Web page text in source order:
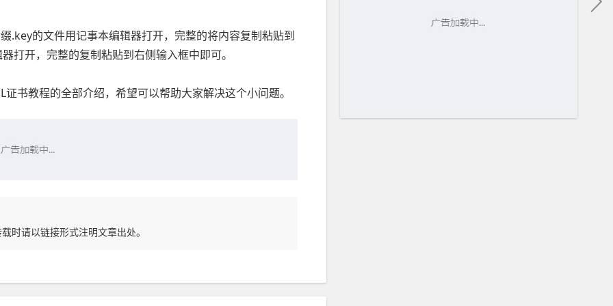
.key的文件用记事本编辑器打开，完整的将内容复制粘贴到
打开，完整的复制粘贴到右侧输入框中即可。
书教程的全部介绍，希望可以帮助大家解决这个小问题。
时请以链接形式注明文章出处。